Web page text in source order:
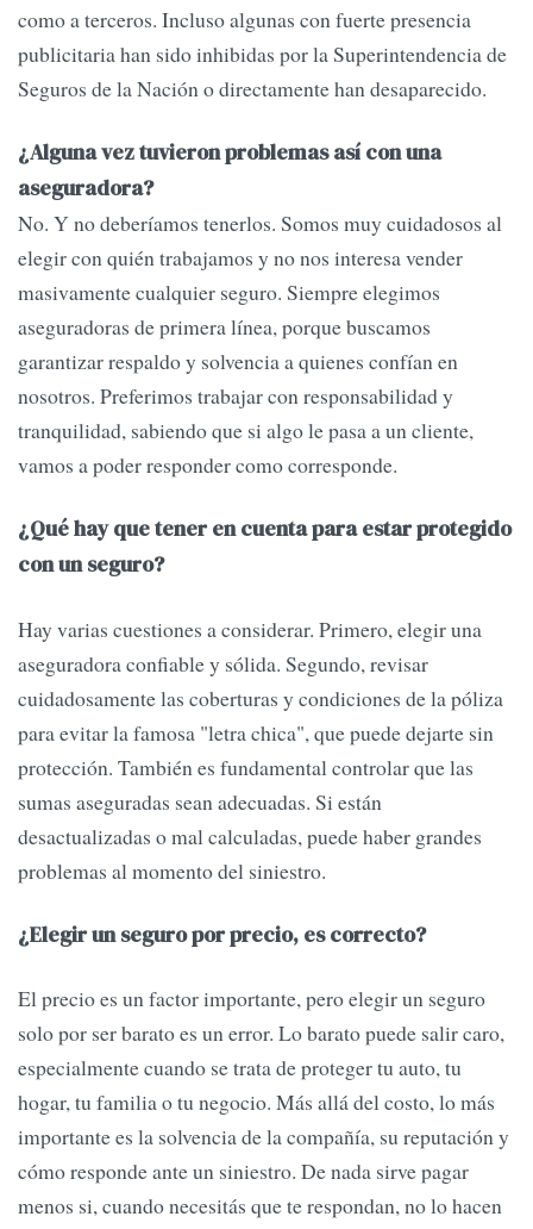
como a terceros. Incluso algunas con fuerte presencia
publicitaria han sido inhibidas por la Superintendencia de
Seguros de la Nación o directamente han desaparecido.
¿Alguna vez tuvieron problemas así con una
aseguradora?
No. Y no deberíamos tenerlos. Somos muy cuidadosos al
elegir con quién trabajamos y no nos interesa vender
masivamente cualquier seguro. Siempre elegimos
aseguradoras de primera línea, porque buscamos
garantizar respaldo y solvencia a quienes confían en
nosotros. Preferimos trabajar con responsabilidad y
tranquilidad, sabiendo que si algo le pasa a un cliente,
vamos a poder responder como corresponde.
¿Qué hay que tener en cuenta para estar protegido
con un seguro?
Hay varias cuestiones a considerar. Primero, elegir una
aseguradora confiable y sólida. Segundo, revisar
cuidadosamente las coberturas y condiciones de la póliza
para evitar la famosa "letra chica", que puede dejarte sin
protección. También es fundamental controlar que las
sumas aseguradas sean adecuadas. Si están
desactualizadas o mal calculadas, puede haber grandes
problemas al momento del siniestro.
¿Elegir un seguro por precio, es correcto?
El precio es un factor importante, pero elegir un seguro
solo por ser barato es un error. Lo barato puede salir caro,
especialmente cuando se trata de proteger tu auto, tu
hogar, tu familia o tu negocio. Más allá del costo, lo más
importante es la solvencia de la compañía, su reputación y
cómo responde ante un siniestro. De nada sirve pagar
menos si, cuando necesitás que te respondan, no lo hacen